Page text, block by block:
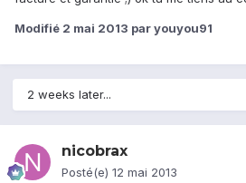
Modifié 2 mai 2013 par youyou91
2 weeks later...
nicobrax
Posté(e) 12 mai 2013